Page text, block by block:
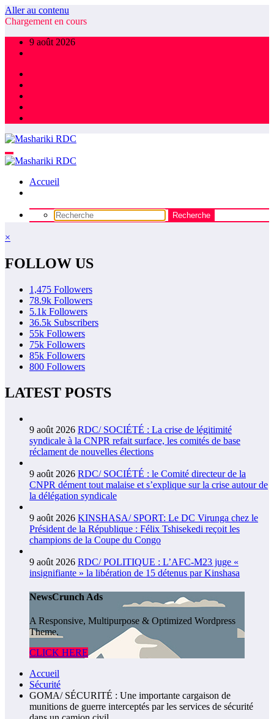
Aller au contenu
Chargement en cours
9 août 2026
Accueil
×
FOLLOW US
1,475 Followers
78.9k Followers
5.1k Followers
36.5k Subscribers
55k Followers
75k Followers
85k Followers
800 Followers
LATEST POSTS
9 août 2026 RDC/ SOCIÉTÉ : La crise de légitimité
syndicale à la CNPR refait surface, les comités de base
réclament de nouvelles élections
9 août 2026 RDC/ SOCIÉTÉ : le Comité directeur de la
CNPR dément tout malaise et s’explique sur la crise autour de
la délégation syndicale
9 août 2026 KINSHASA/ SPORT: Le DC Virunga chez le
Président de la République : Félix Tshisekedi reçoit les
champions de la Coupe du Congo
9 août 2026 RDC/ POLITIQUE : L’AFC-M23 juge «
insignifiante » la libération de 15 détenus par Kinshasa
NewsCrunch Ads
A Responsive, Multipurpose & Optimized Wordpress
Theme.
CLICK HERE
Accueil
Sécurité
GOMA/ SÉCURITÉ : Une importante cargaison de
munitions de guerre interceptés par les services de sécurité